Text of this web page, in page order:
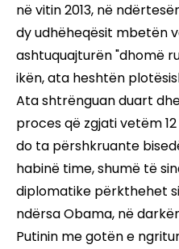
në vitin 2013, në
dy udhëheqësit mbetën
ashtuquajturën "dhomë
ikën, ata heshtën
Ata shtrënguan duart
proces që zgjati vetëm
do ta përshkruante
habinë time, shumë të
diplomatike përkthehet
ndërsa Obama, në
Putinin me gotën e